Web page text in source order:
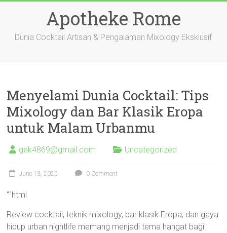
Apotheke Rome
Dunia Cocktail Artisan & Pengalaman Mixology Eksklusif
Menyelami Dunia Cocktail: Tips
Mixology dan Bar Klasik Eropa
untuk Malam Urbanmu
gek4869@gmail.com Uncategorized
June 13, 2025 0 Comment
“`html
Review cocktail, teknik mixology, bar klasik Eropa, dan gaya
hidup urban nightlife memang menjadi tema hangat bagi